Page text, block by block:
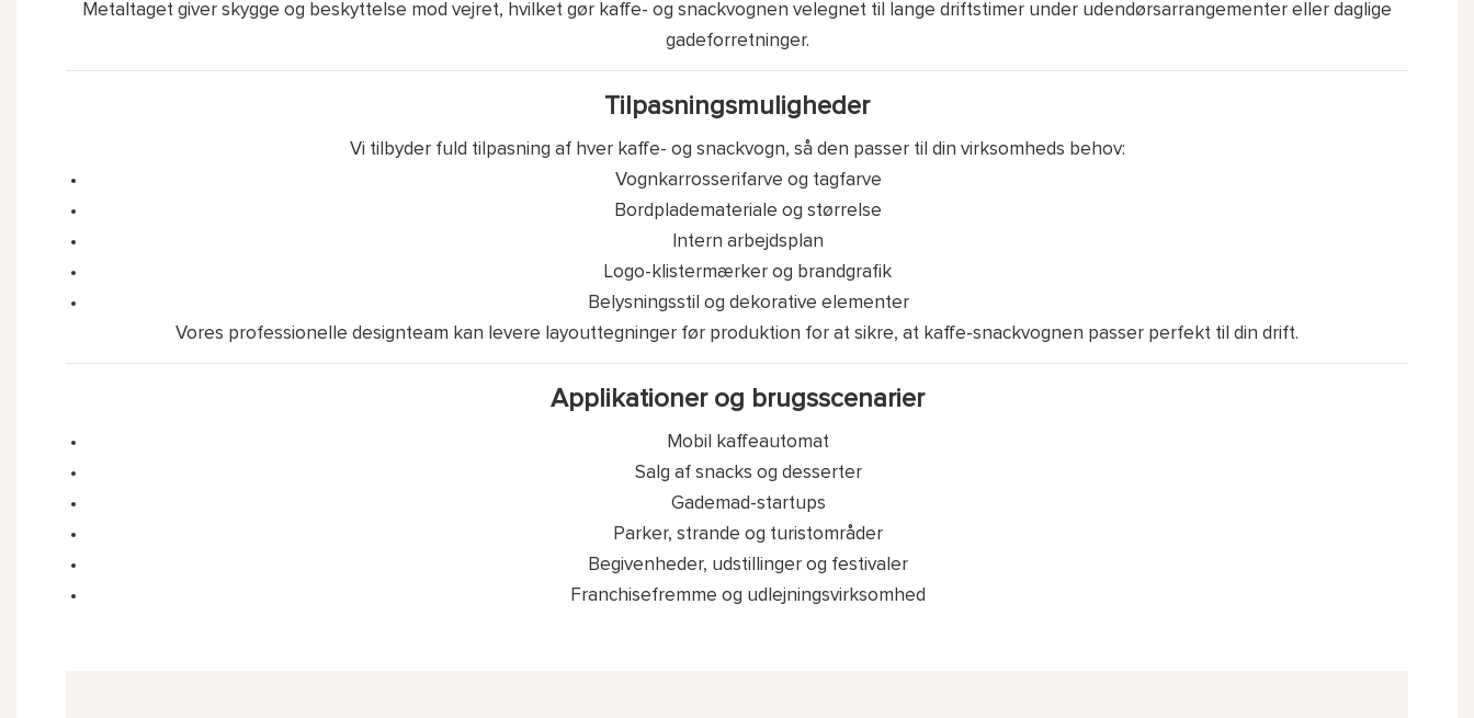
Metaltaget giver skygge og beskyttelse mod vejret, hvilket gør kaffe- og snackvognen velegnet til lange driftstimer under udendørsarrangementer eller daglige
gadeforretninger.
Tilpasningsmuligheder
Vi tilbyder fuld tilpasning af hver kaffe- og snackvogn, så den passer til din virksomheds behov:
Vognkarrosserifarve og tagfarve
Bordplademateriale og størrelse
Intern arbejdsplan
Logo-klistermærker og brandgrafik
Belysningsstil og dekorative elementer
Vores professionelle designteam kan levere layouttegninger før produktion for at sikre, at kaffe-snackvognen passer perfekt til din drift.
Applikationer og brugsscenarier
Mobil kaffeautomat
Salg af snacks og desserter
Gademad-startups
Parker, strande og turistområder
Begivenheder, udstillinger og festivaler
Franchisefremme og udlejningsvirksomhed